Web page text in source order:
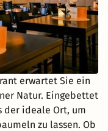
erwartet Sie ein
Natur. Eingebettet
der ideale Ort, um
zu lassen. Ob